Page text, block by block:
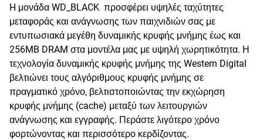
H μονάδα WD_BLACK προσφέρει υψηλές ταχύτητες
μεταφοράς και ανάγνωσης των παιχνιδιών σας με
εντυπωσιακά μεγέθη δυναμικής κρυφής μνήμης έως και
256MB DRAM στα μοντέλα μας με υψηλή χωρητικότητα. Η
τεχνολογία δυναμικής κρυφής μνήμης της Western Digital
βελτιώνει τους αλγόριθμους κρυφής μνήμης σε
πραγματικό χρόνο, βελτιστοποιώντας την εκχώρηση
κρυφής μνήμης (cache) μεταξύ των λειτουργιών
ανάγνωσης και εγγραφής. Περάστε λιγότερο χρόνο
φορτώνοντας και περισσότερο κερδίζοντας.